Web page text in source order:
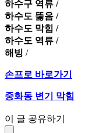
하수구 역류 /
하수도 뚫음 /
하수도 막힘 /
하수도 역류 /
해빙 /
손프로 바로가기
중화동 변기 막힘
이 글 공유하기